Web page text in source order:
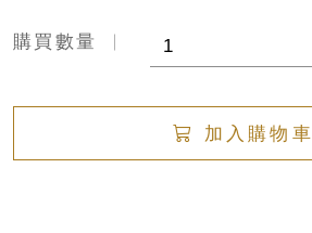
購買數量
加入購物車